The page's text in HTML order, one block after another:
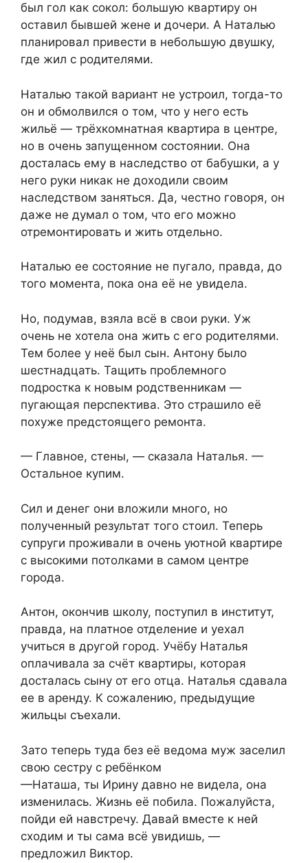
был гол как сокол: большую квартиру он
оставил бывшей жене и дочери. А Наталью
планировал привести в небольшую двушку,
где жил с родителями.
Наталью такой вариант не устроил, тогда-то
он и обмолвился о том, что у него есть
жильё — трёхкомнатная квартира в центре,
но в очень запущенном состоянии. Она
досталась ему в наследство от бабушки, а у
него руки никак не доходили своим
наследством заняться. Да, честно говоря, он
даже не думал о том, что его можно
отремонтировать и жить отдельно.
Наталью ее состояние не пугало, правда, до
того момента, пока она её не увидела.
Но, подумав, взяла всё в свои руки. Уж
очень не хотела она жить с его родителями.
Тем более у неё был сын. Антону было
шестнадцать. Тащить проблемного
подростка к новым родственникам —
пугающая перспектива. Это страшило её
похуже предстоящего ремонта.
— Главное, стены, — сказала Наталья. —
Остальное купим.
Сил и денег они вложили много, но
полученный результат того стоил. Теперь
супруги проживали в очень уютной квартире
с высокими потолками в самом центре
города.
Антон, окончив школу, поступил в институт,
правда, на платное отделение и уехал
учиться в другой город. Учёбу Наталья
оплачивала за счёт квартиры, которая
досталась сыну от его отца. Наталья сдавала
ее в аренду. К сожалению, предыдущие
жильцы съехали.
Зато теперь туда без её ведома муж заселил
свою сестру с ребёнком
—Наташа, ты Ирину давно не видела, она
изменилась. Жизнь её побила. Пожалуйста,
пойди ей навстречу. Давай вместе к ней
сходим и ты сама всё увидишь, —
предложил Виктор.